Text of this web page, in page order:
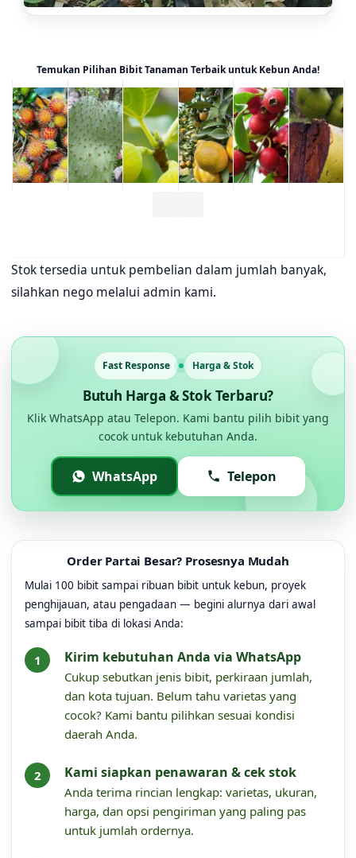
Temukan Pilihan Bibit Tanaman Terbaik untuk Kebun Anda!
Stok tersedia untuk pembelian dalam jumlah banyak,
silahkan nego melalui admin kami.
Fast Response Harga & Stok
Butuh Harga & Stok Terbaru?
Klik WhatsApp atau Telepon. Kami bantu pilih bibit yang
cocok untuk kebutuhan Anda.
WhatsApp Telepon
Order Partai Besar? Prosesnya Mudah
Mulai 100 bibit sampai ribuan bibit untuk kebun, proyek
penghijauan, atau pengadaan — begini alurnya dari awal
sampai bibit tiba di lokasi Anda:
Kirim kebutuhan Anda via WhatsApp
Cukup sebutkan jenis bibit, perkiraan jumlah,
dan kota tujuan. Belum tahu varietas yang
cocok? Kami bantu pilihkan sesuai kondisi
daerah Anda.
Kami siapkan penawaran & cek stok
Anda terima rincian lengkap: varietas, ukuran,
harga, dan opsi pengiriman yang paling pas
untuk jumlah ordernya.